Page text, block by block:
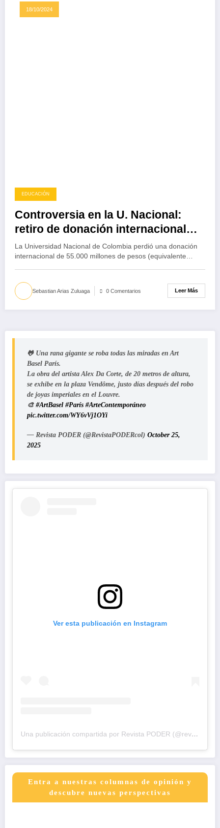
18/10/2024
EDUCACIÓN
​​Controversia en la U. Nacional:
retiro de donación internacional
impacta la sede de Tumaco
La Universidad Nacional de Colombia perdió una donación
internacional de 55.000 millones de pesos (equivalente…
Sebastian Arias Zuluaga 0 Comentarios Leer Más
🐸 Una rana gigante se roba todas las miradas en Art
Basel París.
La obra del artista Alex Da Corte, de 20 metros de altura,
se exhibe en la plaza Vendôme, justo días después del robo
de joyas imperiales en el Louvre.
🎨 #ArtBasel #París #ArteContemporáneo
pic.twitter.com/WY6vVj1OYi
— Revista PODER (@RevistaPODERcol) October 25,
2025
Ver esta publicación en Instagram
Una publicación compartida por Revista PODER (@revistapodercol)
Entra a nuestras columnas de opinión y
descubre nuevas perspectivas